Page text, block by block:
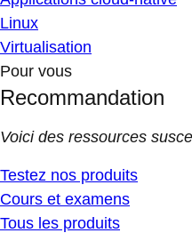
Linux
Virtualisation
Pour vous
Recommandation
Voici des ressources
Testez nos produits
Cours et examens
Tous les produits